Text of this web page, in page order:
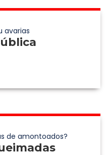
avarias
de amontoados?